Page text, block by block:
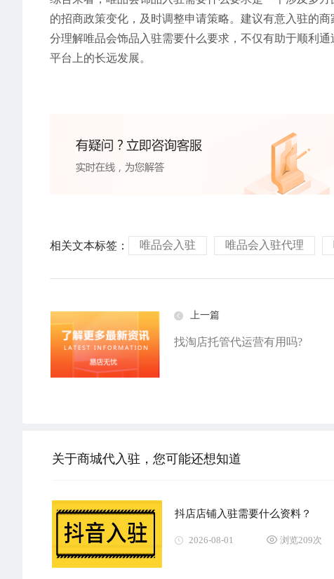
的招商政策变化，及时调整申请策略。建议有意入驻的
分理解唯品会饰品入驻需要什么要求，不仅有助于顺利
平台上的长远发展。
相关文本标签： 唯品会入驻 唯品会入驻代理
上一篇
找淘店托管代运营有用吗?
关于商城代入驻，您可能还想知道
抖店店铺入驻需要什么资料？
2026-08-01 浏览209次